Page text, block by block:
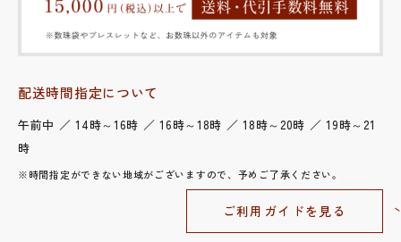
配送時間指定について
午前中 ／ 14時～16時 ／ 16時～18時 ／ 18時～20時 ／ 19時～21
時
※時間指定ができない地域がございますので、予めご了承ください。
ご利用ガイドを見る